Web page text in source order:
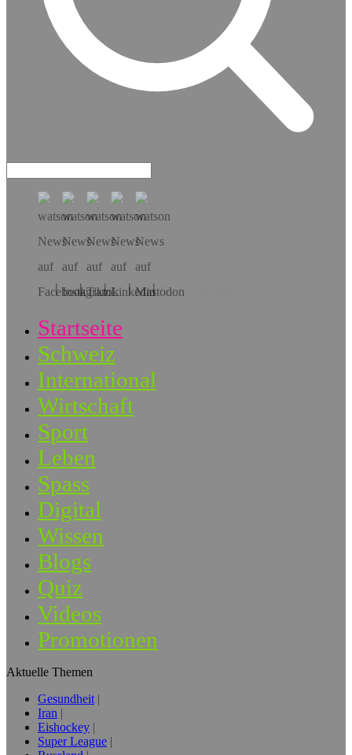
Hol dir die App!
Startseite
Schweiz
International
Wirtschaft
Sport
Leben
Spass
Digital
Wissen
Blogs
Quiz
Videos
Promotionen
Aktuelle Themen
Gesundheit
Iran
Eishockey
Super League